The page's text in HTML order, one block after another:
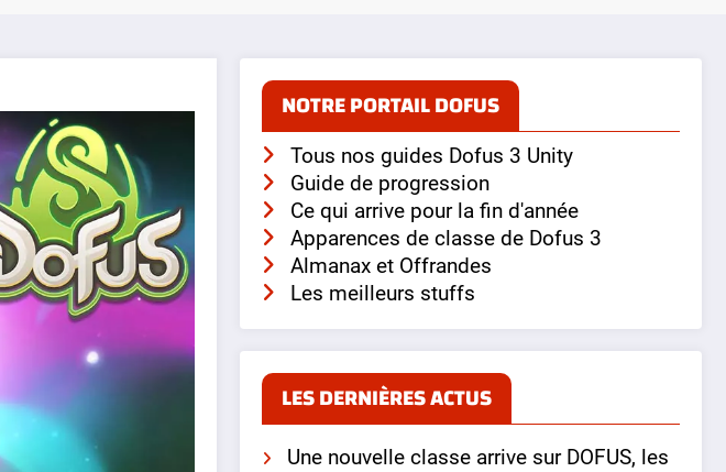
NOTRE PORTAIL DOFUS
Tous nos guides Dofus 3 Unity
Guide de progression
Ce qui arrive pour la fin d'année
Apparences de classe de Dofus 3
Almanax et Offrandes
Les meilleurs stuffs
LES DERNIÈRES ACTUS
Une nouvelle classe arrive sur DOFUS, les